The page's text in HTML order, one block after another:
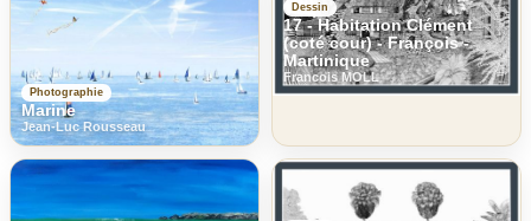
Photographie
Marine
Jean-Luc Rousseau
Dessin
17 - Habitation Clément
(coté cour) - François -
Martinique
Francois MOLL